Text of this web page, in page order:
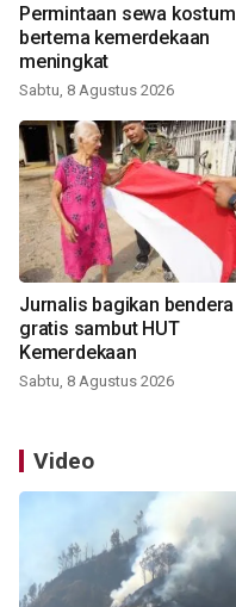
Permintaan sewa kostum
bertema kemerdekaan
meningkat
Sabtu, 8 Agustus 2026
Jurnalis bagikan bendera
gratis sambut HUT
Kemerdekaan
Sabtu, 8 Agustus 2026
Video